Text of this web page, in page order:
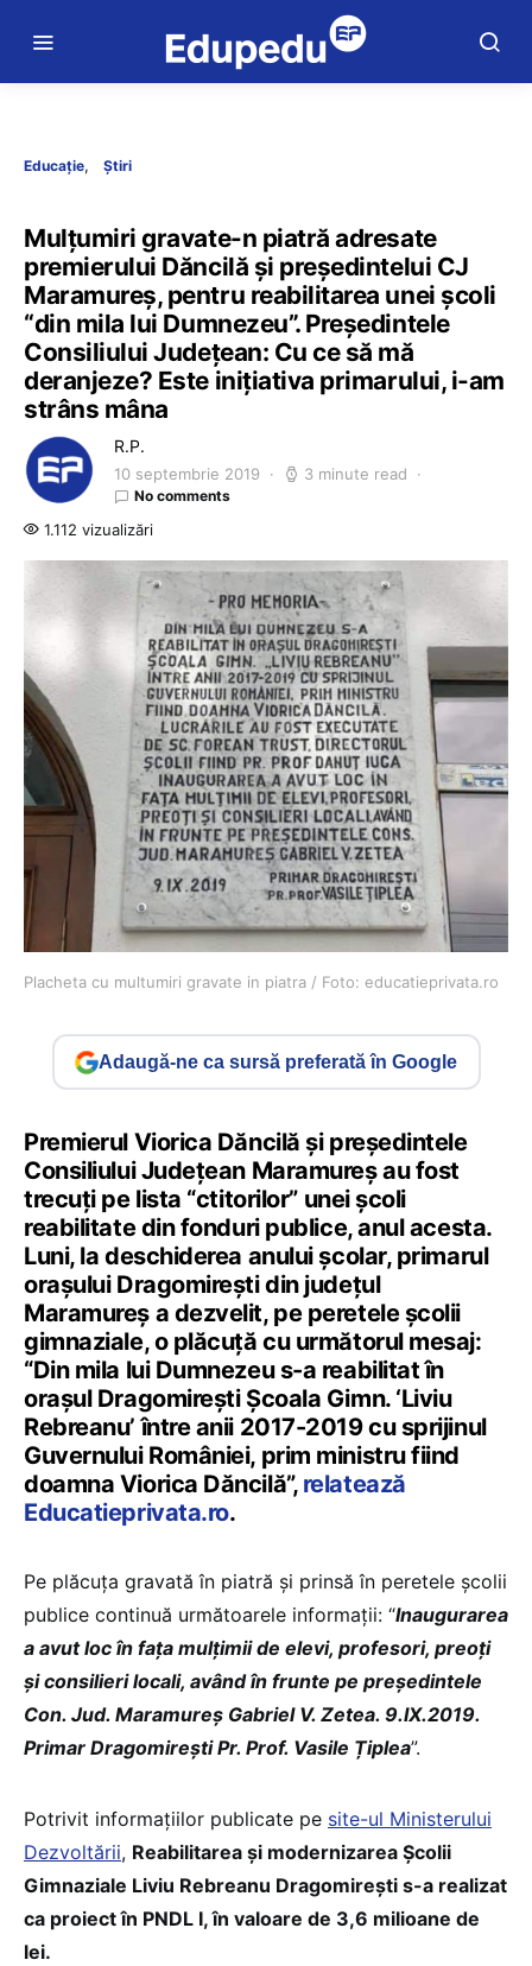
Educație Știri
Mulțumiri gravate-n piatră adresate
premierului Dăncilă și președintelui CJ
Maramureș, pentru reabilitarea unei școli
“din mila lui Dumnezeu”. Președintele
Consiliului Județean: Cu ce să mă
deranjeze? Este inițiativa primarului, i-am
strâns mâna
R.P.
10 septembrie 2019 3 minute read
No comments
1.112 vizualizări
Placheta cu multumiri gravate in piatra / Foto: educatieprivata.ro
Adaugă-ne ca sursă preferată în Google
Premierul Viorica Dăncilă și președintele
Consiliului Județean Maramureș au fost
trecuți pe lista “ctitorilor” unei școli
reabilitate din fonduri publice, anul acesta.
Luni, la deschiderea anului școlar, primarul
orașului Dragomirești din județul
Maramureș a dezvelit, pe peretele școlii
gimnaziale, o plăcuță cu următorul mesaj:
“Din mila lui Dumnezeu s-a reabilitat în
orașul Dragomirești Școala Gimn. ‘Liviu
Rebreanu’ între anii 2017-2019 cu sprijinul
Guvernului României, prim ministru fiind
doamna Viorica Dăncilă”, relatează
Educatieprivata.ro.
Pe plăcuța gravată în piatră și prinsă în peretele școlii
publice continuă următoarele informații: “Inaugurarea
a avut loc în fața mulțimii de elevi, profesori, preoți
și consilieri locali, având în frunte pe președintele
Con. Jud. Maramureș Gabriel V. Zetea. 9.IX.2019.
Primar Dragomirești Pr. Prof. Vasile Țiplea”.
Potrivit informațiilor publicate pe site-ul Ministerului
Dezvoltării, Reabilitarea și modernizarea Școlii
Gimnaziale Liviu Rebreanu Dragomirești s-a realizat
ca proiect în PNDL I, în valoare de 3,6 milioane de
lei.